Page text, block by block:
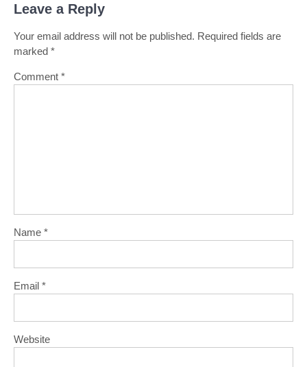
Leave a Reply
Your email address will not be published. Required fields are
marked *
Comment *
Name *
Email *
Website